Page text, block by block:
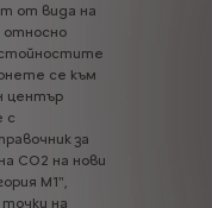
от вида на
относно
се към
център
с
за
на CO2 на нови
М1",
точки на